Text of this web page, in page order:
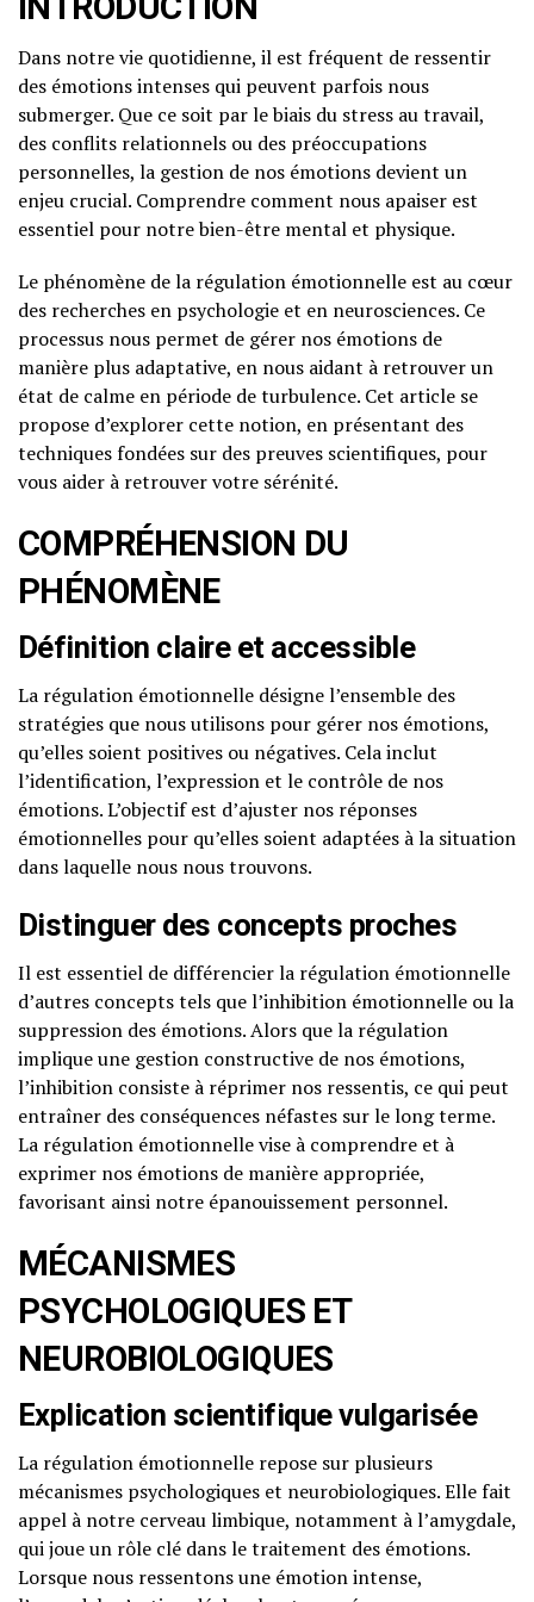
Dans notre vie quotidienne, il est fréquent de ressentir
des émotions intenses qui peuvent parfois nous
submerger. Que ce soit par le biais du stress au travail,
des conflits relationnels ou des préoccupations
personnelles, la gestion de nos émotions devient un
enjeu crucial. Comprendre comment nous apaiser est
essentiel pour notre bien-être mental et physique.
Le phénomène de la régulation émotionnelle est au cœur
des recherches en psychologie et en neurosciences. Ce
processus nous permet de gérer nos émotions de
manière plus adaptative, en nous aidant à retrouver un
état de calme en période de turbulence. Cet article se
propose d’explorer cette notion, en présentant des
techniques fondées sur des preuves scientifiques, pour
vous aider à retrouver votre sérénité.
COMPRÉHENSION DU
PHÉNOMÈNE
Définition claire et accessible
La régulation émotionnelle désigne l’ensemble des
stratégies que nous utilisons pour gérer nos émotions,
qu’elles soient positives ou négatives. Cela inclut
l’identification, l’expression et le contrôle de nos
émotions. L’objectif est d’ajuster nos réponses
émotionnelles pour qu’elles soient adaptées à la situation
dans laquelle nous nous trouvons.
Distinguer des concepts proches
Il est essentiel de différencier la régulation émotionnelle
d’autres concepts tels que l’inhibition émotionnelle ou la
suppression des émotions. Alors que la régulation
implique une gestion constructive de nos émotions,
l’inhibition consiste à réprimer nos ressentis, ce qui peut
entraîner des conséquences néfastes sur le long terme.
La régulation émotionnelle vise à comprendre et à
exprimer nos émotions de manière appropriée,
favorisant ainsi notre épanouissement personnel.
MÉCANISMES
PSYCHOLOGIQUES ET
NEUROBIOLOGIQUES
Explication scientifique vulgarisée
La régulation émotionnelle repose sur plusieurs
mécanismes psychologiques et neurobiologiques. Elle fait
appel à notre cerveau limbique, notamment à l’amygdale,
qui joue un rôle clé dans le traitement des émotions.
Lorsque nous ressentons une émotion intense,